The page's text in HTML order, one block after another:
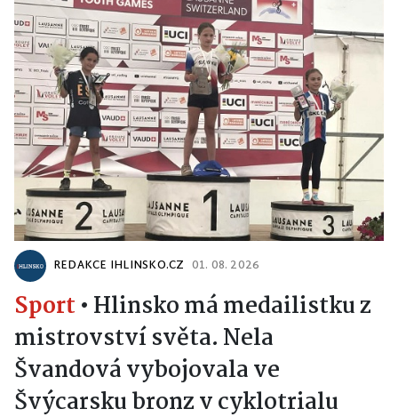
REDAKCE IHLINSKO.CZ 01. 08. 2026
Sport • Hlinsko má medailistku z
mistrovství světa. Nela
Švandová vybojovala ve
Švýcarsku bronz v cyklotrialu